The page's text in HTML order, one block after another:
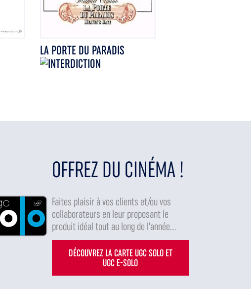
LA PORTE DU PARADIS
OFFREZ DU CINÉMA !
Faites plaisir à vos clients et/ou vos
collaborateurs en leur proposant le
produit idéal tout au long de l'année...
DÉCOUVREZ LA CARTE UGC SOLO ET
UGC E-SOLO